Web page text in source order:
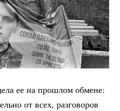
ее на прошлом обмене:
от всех, разговоров